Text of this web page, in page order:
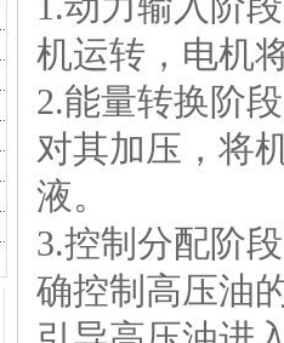
机运转，电机
2.能量转换阶
对其加压，将
液。
3.控制分配阶
确控制高压油